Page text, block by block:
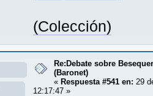
(Colección)
Re:Debate sobre
(Baronet)
« Respuesta #541 en: 29
12:17:47 »